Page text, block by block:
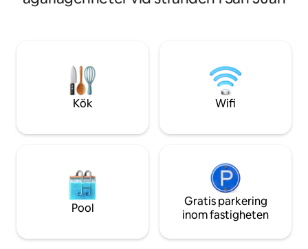
tillgång till stranden 🏝️och pool 🏊‍♂️
barer, livemusik och kaféer. 30 minuter
från SJ och centralt beläget i förhållande
till Culebra och Vieques hamn 🛥️ Bio Bay
och El Yunque. Tvättstuga på plats.
minuter från Old
himlen!
Kök Wifi
Pool
Gratis parkering
inom fastigheten